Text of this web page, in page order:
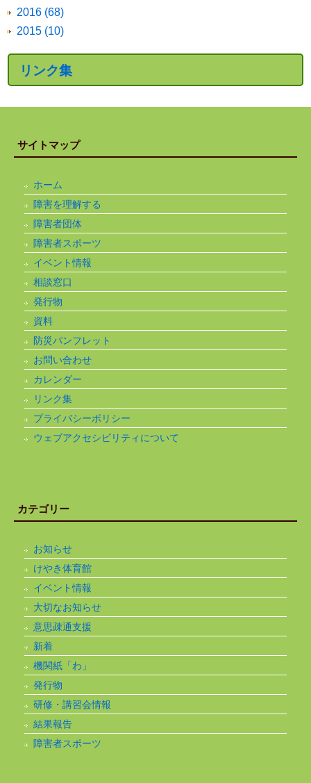
2016 (68)
2015 (10)
リンク集
サイトマップ
ホーム
障害を理解する
障害者団体
障害者スポーツ
イベント情報
相談窓口
発行物
資料
防災パンフレット
お問い合わせ
カレンダー
リンク集
プライバシーポリシー
ウェブアクセシビリティについて
カテゴリー
お知らせ
けやき体育館
イベント情報
大切なお知らせ
意思疎通支援
新着
機関紙「わ」
発行物
研修・講習会情報
結果報告
障害者スポーツ